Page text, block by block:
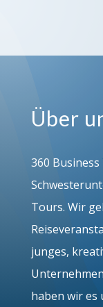
Über
360
Tours. Wir
junges,
haben wir es